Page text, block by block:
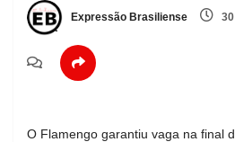
Expressão Brasiliense
O Flamengo garantiu vaga na final